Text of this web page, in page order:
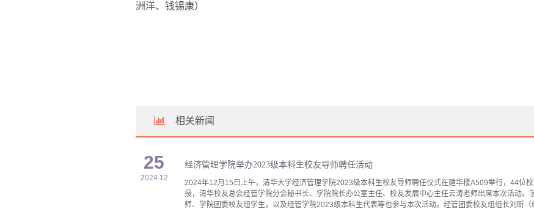
洲洋、钱锡康）
相关新闻
25
2024.12
经济管理学院举办2023级本科生校友导师聘任活动
2024年12月15日上午，清华大学经济管理学院2023级本科生校友导师聘任仪式在建华楼A509举行，44位
授，清华校友总会经管学院分会秘书长、学院院长办公室主任、校友发展中心主任云涛老师出席本次活动
师、学院团委校友组学生，以及经管学院2023级本科生代表等也参与本次活动。经管团委校友组组长刘昕